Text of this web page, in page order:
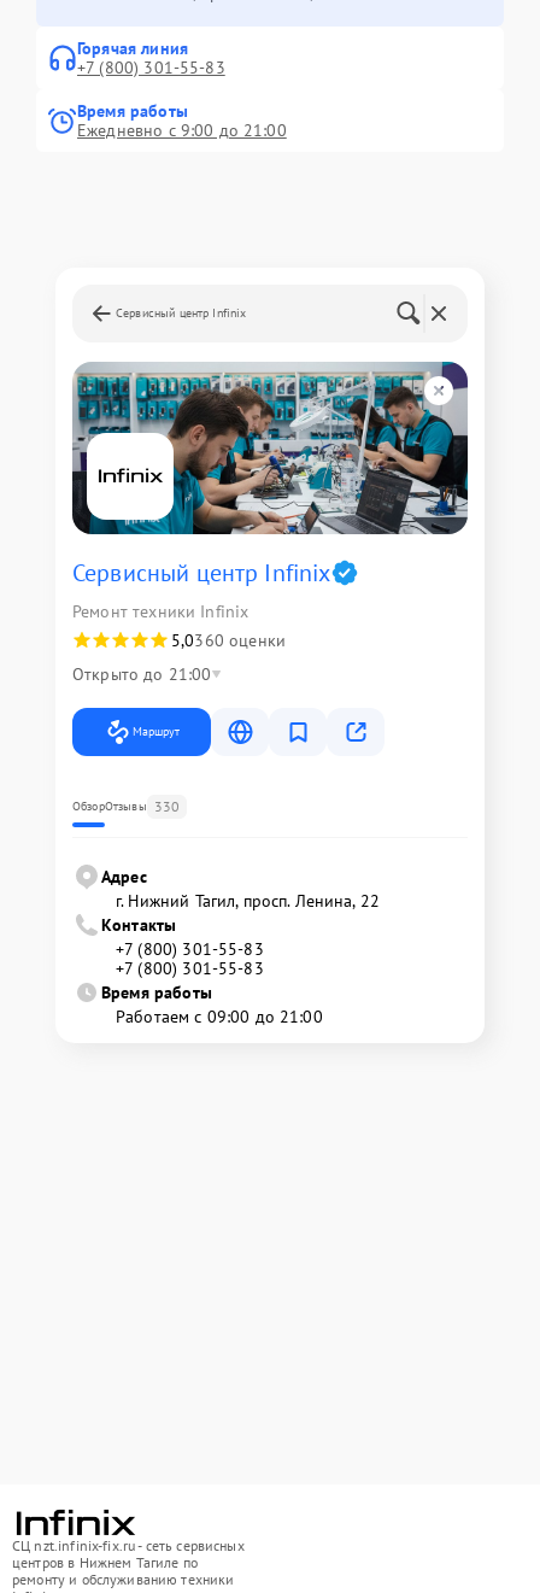
Горячая линия
+7 (800) 301-55-83
Время работы
Ежедневно с 9:00 до 21:00
Сервисный центр Infinix
Сервисный центр Infinix
Ремонт техники Infinix
5,0360 оценки
Открыто до 21:00
Маршрут
ОбзорОтзывы 330
Адрес
г. Нижний Тагил, просп. Ленина, 22
Контакты
+7 (800) 301-55-83
+7 (800) 301-55-83
Время работы
Работаем с 09:00 до 21:00
СЦ nzt.infinix-fix.ru - сеть сервисных
центров в Нижнем Тагиле по
ремонту и обслуживанию техники